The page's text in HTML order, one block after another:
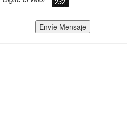
Envíe Mensaje